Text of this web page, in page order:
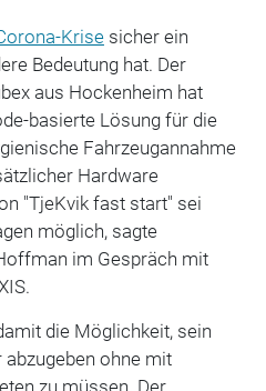
Krisesicher ein
Bedeutung hat. Der
aus Hockenheim hat
basierte Lösung für die
Fahrzeugannahme
Hardware
"TjeKvik fast start" sei
möglich, sagte
im Gespräch mit
die Möglichkeit, sein
ohne mit
zu müssen. Der